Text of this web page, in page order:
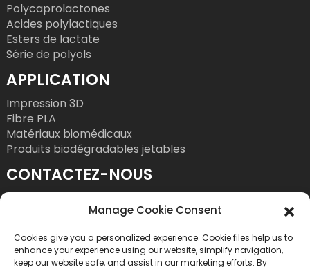
Polycaprolactones
Acides polylactiques
Esters de lactate
Série de polyols
APPLICATION
Impression 3D
Fibre PLA
Matériaux biomédicaux
Produits biodégradables jetables
CONTACTEZ-NOUS
Courriel : bright@esungroup.net
Adresse : 15A, Immeuble Microsoft Ketong, n°
55, 9e rue Gaoxinnan, Quartier des hautes
Manage Cookie Consent
Cookies give you a personalized experience. Cookie files help us to
enhance your experience using our website, simplify navigation,
keep our website safe, and assist in our marketing efforts. By